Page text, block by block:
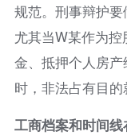
规范。刑事辩护要
尤其当W某作为
金、抵押个人房
时，非法占有目的
工商档案和时间线